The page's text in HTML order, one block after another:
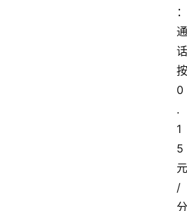
：
通
话
按
0
.
1
5
元
/
分